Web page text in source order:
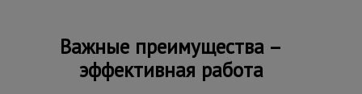
Важные преимущества –
эффективная работа